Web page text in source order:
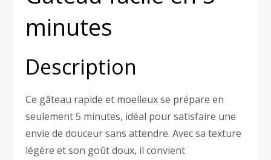
minutes
Description
Ce gâteau rapide et moelleux se prépare en
seulement 5 minutes, idéal pour satisfaire une
envie de douceur sans attendre. Avec sa texture
légère et son goût doux, il convient